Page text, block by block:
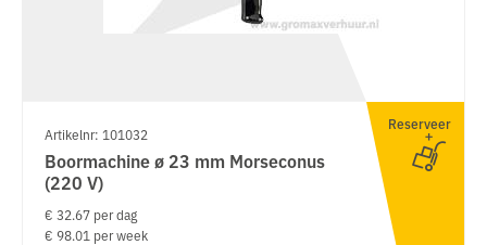
Artikelnr: 101032
Boormachine ø 23 mm Morseconus
(220 V)
€ 32.67 per dag
€ 98.01 per week
Reserveer